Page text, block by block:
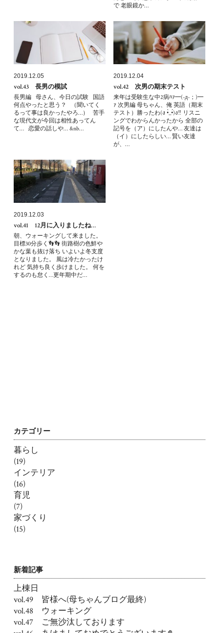
で 老眼鏡か…
2019.12.05
vol.43 長男の模試
長男編 母さん、今日の試験 国語
何点やったと思う？ （聞いてく
るって事は良かったやろ…） 苦手
な現代文が今回は相性あってん
て… 恋愛の話しや… &nb…
2019.12.04
vol.42 次男の期末テスト
来年は受験生な中2病ﾊｧ━(-д-；)━
ｧ 次男編 母ちゃん、俺 英語（期末
テスト）勝ったわ(ง •̀_•́)ง‼ リスニ
ングでわからんかったから 全部の
記号を（ア）にしたんや… 友達は
（イ）にしたらしい… 賢い友達
が、…
2019.12.03
vol.41 12月に入りましたね…
朝、ウォーキングして来ました。
目標30分歩く👣👣 街路樹の色鮮や
かな葉も抜け落ち いよいよ冬支度
となりました。 風は冷たかったけ
れど 気持ち良く歩けました。 何を
するのも怠く…更年期中だ…
カテゴリー
暮らし
(19)
インテリア
(16)
育児
(7)
家づくり
(15)
新着記事
上棟日
vol.49 皆様へ(母ちゃんブログ最終)
vol.48 ウォーキング
vol.47 ご無沙汰しております